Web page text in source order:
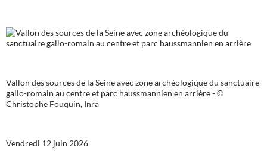
Vallon des sources de la Seine avec zone archéologique du sanctuaire
gallo-romain au centre et parc haussmannien en arrière - ©
Christophe Fouquin, Inra
Vendredi 12 juin 2026